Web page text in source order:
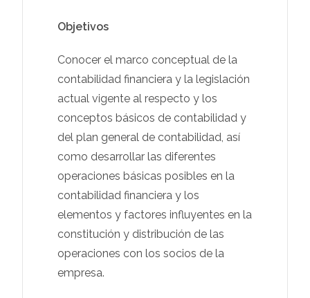
Objetivos
Conocer el marco conceptual de la
contabilidad financiera y la legislación
actual vigente al respecto y los
conceptos básicos de contabilidad y
del plan general de contabilidad, así
como desarrollar las diferentes
operaciones básicas posibles en la
contabilidad financiera y los
elementos y factores influyentes en la
constitución y distribución de las
operaciones con los socios de la
empresa.